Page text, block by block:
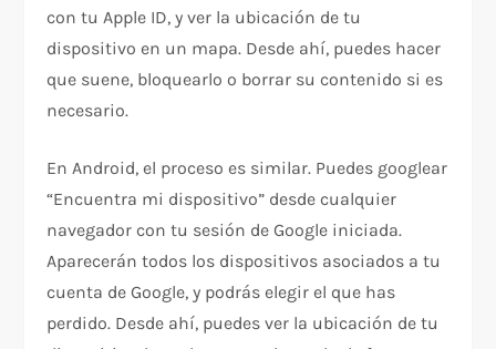
con tu Apple ID, y ver la ubicación de tu
dispositivo en un mapa. Desde ahí, puedes hacer
que suene, bloquearlo o borrar su contenido si es
necesario.
En Android, el proceso es similar. Puedes googlear
“Encuentra mi dispositivo” desde cualquier
navegador con tu sesión de Google iniciada.
Aparecerán todos los dispositivos asociados a tu
cuenta de Google, y podrás elegir el que has
perdido. Desde ahí, puedes ver la ubicación de tu